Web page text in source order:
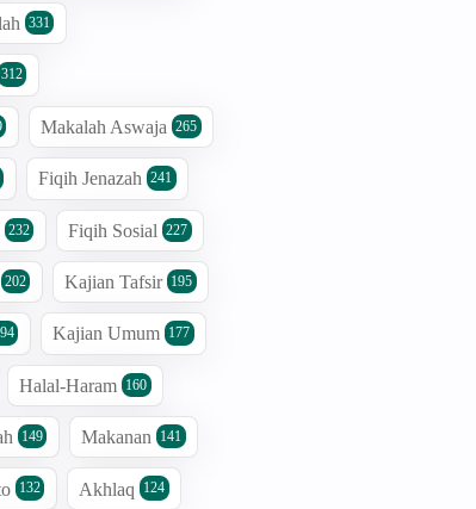
331
312
Makalah Aswaja 265
Fiqih Jenazah 241
232 Fiqih Sosial 227
202 Kajian Tafsir 195
Kajian Umum 177
Halal-Haram 160
149 Makanan 141
132 Akhlaq 124